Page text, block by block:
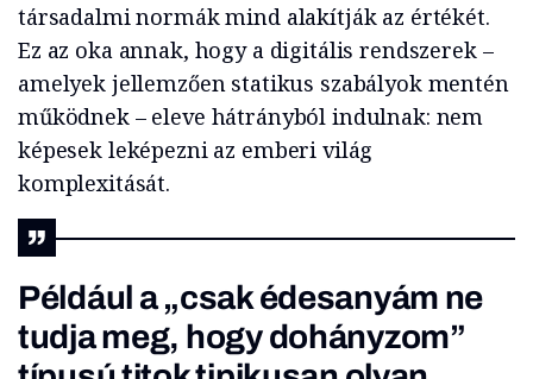
társadalmi normák mind alakítják az értékét.
Ez az oka annak, hogy a digitális rendszerek –
amelyek jellemzően statikus szabályok mentén
működnek – eleve hátrányból indulnak: nem
képesek leképezni az emberi világ
komplexitását.
Például a „csak édesanyám ne
tudja meg, hogy dohányzom”